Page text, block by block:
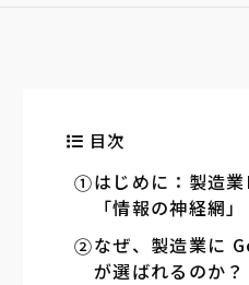
目次
はじめに：製造
「情報の神経網」
なぜ、製造業に
が選ばれるのか？